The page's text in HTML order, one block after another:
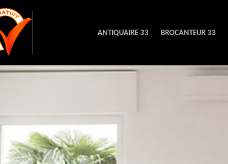
ANTIQUAIRE 33 BROCANTEUR 33